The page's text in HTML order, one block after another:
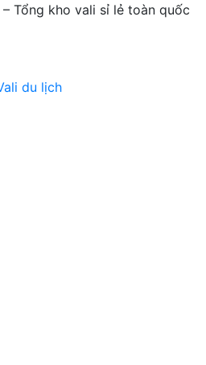
Tổng kho vali sỉ lẻ toàn quốc